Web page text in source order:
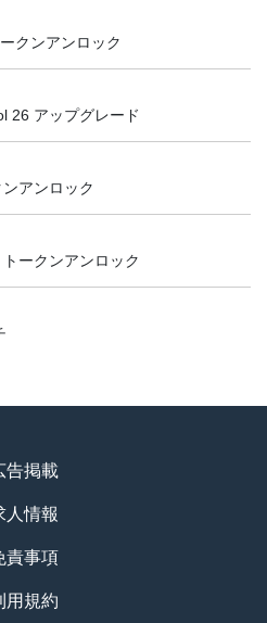
クンアンロック
26 アップグレード
アンロック
ークンアンロック
告掲載
人情報
責事項
用規約